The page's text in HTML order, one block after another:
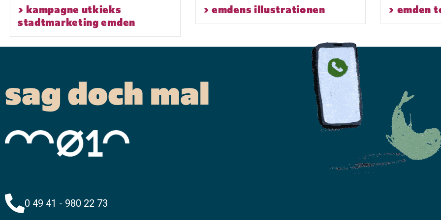
> kampagne utkieks
stadtmarketing emden
> emdens illustrationen > emden
sag doch mal
0 49 41 - 980 22 73